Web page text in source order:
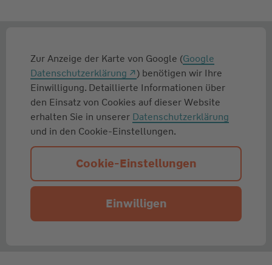
Zur Anzeige der Karte von Google (Google
Datenschutzerklärung
) benötigen wir Ihre
Einwilligung. Detaillierte Informationen über
den Einsatz von Cookies auf dieser Website
erhalten Sie in unserer Datenschutzerklärung
und in den Cookie-Einstellungen.
Cookie-Einstellungen
Einwilligen